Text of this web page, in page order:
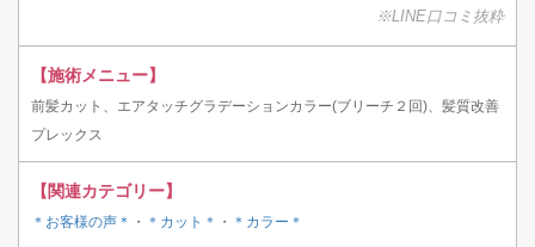
※LINE口コミ抜粋
【施術メニュー】
前髪カット、エアタッチグラデーションカラー(ブリーチ２回)、髪質改善
プレックス
【関連カテゴリー】
＊お客様の声＊ ・ ＊カット＊ ・ ＊カラー＊